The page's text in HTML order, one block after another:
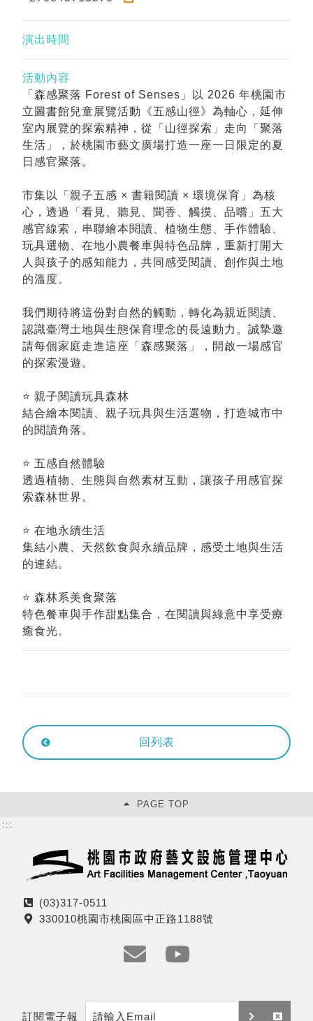
演出時間
活動內容
「森感聚落 Forest of Senses」以 2026 年桃園市
立圖書館兒童展覽活動《五感山徑》為軸心，延伸
室內展覽的探索精神，從「山徑探索」走向「聚落
生活」，於桃園市藝文廣場打造一座一日限定的夏
日感官聚落。
市集以「親子五感 × 書籍閱讀 × 環境保育」為核
心，透過「看見、聽見、聞香、觸摸、品嚐」五大
感官線索，串聯繪本閱讀、植物生態、手作體驗、
玩具選物、在地小農餐車與特色品牌，重新打開大
人與孩子的感知能力，共同感受閱讀、創作與土地
的溫度。
我們期待將這份對自然的觸動，轉化為親近閱讀、
認識臺灣土地與生態保育理念的長遠動力。誠摯邀
請每個家庭走進這座「森感聚落」，開啟一場感官
的探索漫遊。
⭐ 親子閱讀玩具森林
結合繪本閱讀、親子玩具與生活選物，打造城市中
的閱讀角落。
⭐ 五感自然體驗
透過植物、生態與自然素材互動，讓孩子用感官探
索森林世界。
⭐ 在地永續生活
集結小農、天然飲食與永續品牌，感受土地與生活
的連結。
⭐ 森林系美食聚落
特色餐車與手作甜點集合，在閱讀與綠意中享受療
癒食光。
回列表
PAGE TOP
:::
電
話
(03)317-0511
地
330010桃園市桃園區中正路1188號
m
t
訂閱電子報